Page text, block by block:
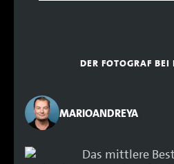
DER FOTOGRAF
MARIOANDREYA